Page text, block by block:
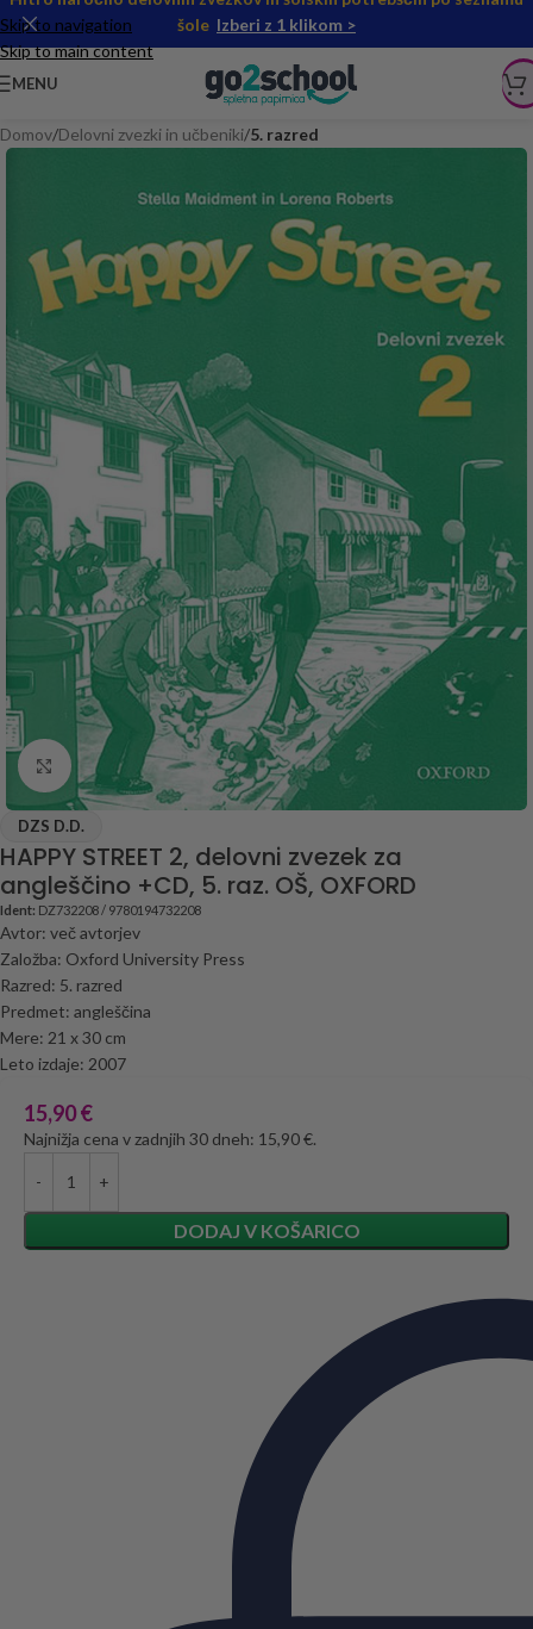
Skip to navigation
Skip to main content
šole Izberi z 1 klikom >
MENU
Domov Delovni zvezki in učbeniki 5. razred
Click to enlarge
DZS D.D.
HAPPY STREET 2, delovni zvezek za
angleščino +CD, 5. raz. OŠ, OXFORD
Ident: DZ732208 / 9780194732208
Avtor: več avtorjev
Založba: Oxford University Press
Razred: 5. razred
Predmet: angleščina
Mere: 21 x 30 cm
Leto izdaje: 2007
15,90€
Najnižja cena v zadnjih 30 dneh: 15,90 €.
DODAJ V KOŠARICO